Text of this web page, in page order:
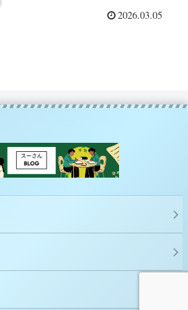
から教わった」を使って2026.03.05